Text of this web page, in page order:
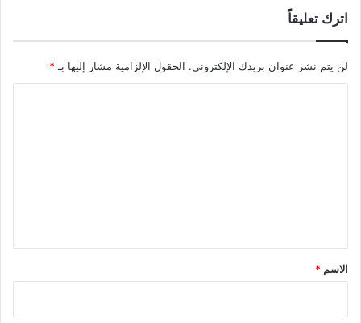
اترك تعليقاً
لن يتم نشر عنوان بريدك الإلكتروني. الحقول الإلزامية مشار إليها بـ *
*
الاسم *